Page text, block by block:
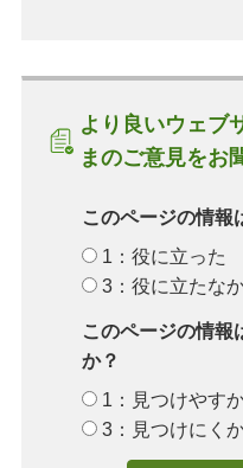
より良いウェブ
まのご意見をお
このページの情報
1：役に立った
3：役に立たな
このページの情報
か？
1：見つけやす
3：見つけにく